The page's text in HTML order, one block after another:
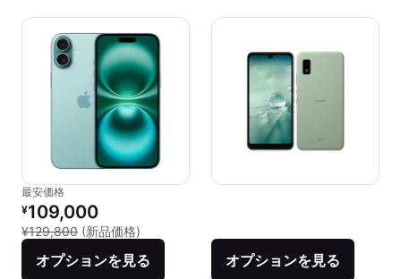
最安価格
リファービッシュ品の価格：
¥109,000
¥129,800 (新品価格)
オプションを見る オプションを見る